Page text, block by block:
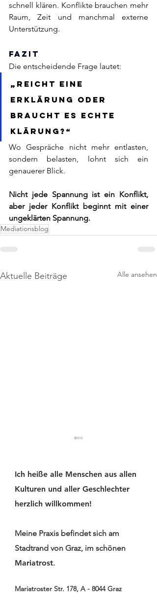
schnell klären. Konflikte brauchen mehr
Raum, Zeit und manchmal externe
Unterstützung.
Fazit
Die entscheidende Frage lautet:
„Reicht eine
Erklärung oder
braucht es echte
Klärung?“
Wo Gespräche nicht mehr entlasten,
sondern belasten, lohnt sich ein
genauerer Blick.
Nicht jede Spannung ist ein Konflikt,
aber jeder Konflikt beginnt mit einer
ungeklärten Spannung.
Mediationsblog
Aktuelle Beiträge Alle ansehen
Wenn
nicht ankommen:
allein nicht
Ich heiße alle Menschen aus allen
Kulturen und aller Geschlechter
herzlich willkommen!
Meine Praxis befindet sich am
Stadtrand von Graz, im schönen
Mariatrost.
Mariatroster Str. 178, A - 8044 Graz